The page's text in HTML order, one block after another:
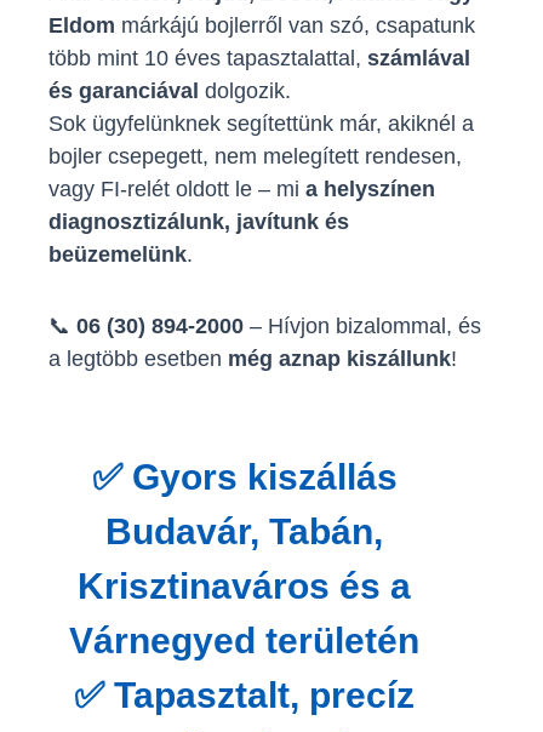
Eldom márkájú bojlerről van szó, csapatunk
több mint 10 éves tapasztalattal, számlával
és garanciával dolgozik.
Sok ügyfelünknek segítettünk már, akiknél a
bojler csepegett, nem melegített rendesen,
vagy FI-relét oldott le – mi a helyszínen
diagnosztizálunk, javítunk és
beüzemelünk.
📞 06 (30) 894-2000 – Hívjon bizalommal, és
a legtöbb esetben még aznap kiszállunk!
✅ Gyors kiszállás
Budavár, Tabán,
Krisztinaváros és a
Várnegyed területén
✅ Tapasztalt, precíz